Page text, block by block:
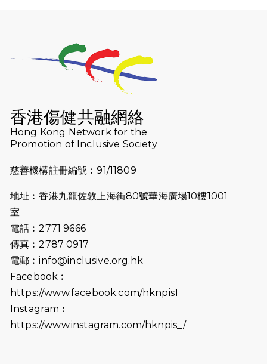
成就毅行壯舉
尋找跑會的故事 #23 | 猛龍長跑會 -
Why Not Run
2024-11-07
樂施毅行者｜毅行40「堅」並肩下周
五開鑼 逾4千健兒蓄勢待發
跑友黃志輝(Jeff)和鄭子健(Jason)
2024-10-22
#WhyNotRun 試跑員一號的領跑體
2024-10-01
港鐵「Chill Fun鐵路樂園」近8萬人
參加 邀視障、聽障人士入場促社會共
2024-08-11
Justice Bernstein’s interview with
released last Sunday (11th Aug
香港傷健共融網絡
Hong Kong Network for the
Promotion of Inclusive Society
慈善機構註冊編號︰91/11809
地址︰香港九龍佐敦上海街80號華海廣場10樓1001
室
電話︰2771 9666
傳真︰2787 0917
電郵︰info@inclusive.org.hk
Facebook︰
https://www.facebook.com/hknpis1
Instagram︰
https://www.instagram.com/hknpis_/